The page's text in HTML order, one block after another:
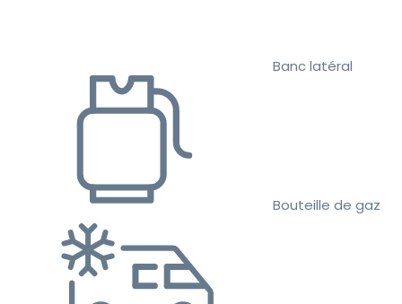
Banc latéral
Bouteille de gaz